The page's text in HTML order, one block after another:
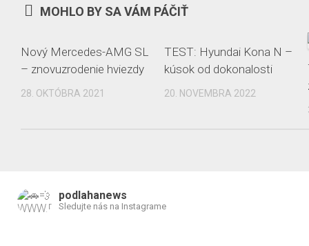
MOHLO BY SA VÁM PÁČIŤ
Nový Mercedes-AMG SL
– znovuzrodenie hviezdy
28. OKTÓBRA 2021
TEST: Hyundai Kona N –
kúsok od dokonalosti
20. NOVEMBRA 2022
podlahanews
Sledujte nás na Instagrame